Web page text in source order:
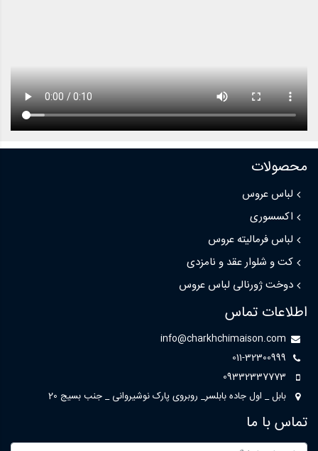
محصولات
لباس عروس
اکسسوری
لباس فرمالیته عروس
کت و شلوار عقد و نامزدی
دوخت ژورنالی لباس عروس
اطلاعات تماس
info@charkhchimaison.com
011-32300999
09332337773
بابل _ اول جاده بابلسر_ روبروی پارک نوشیروانی _ جنب بسیج 20
تماس با ما